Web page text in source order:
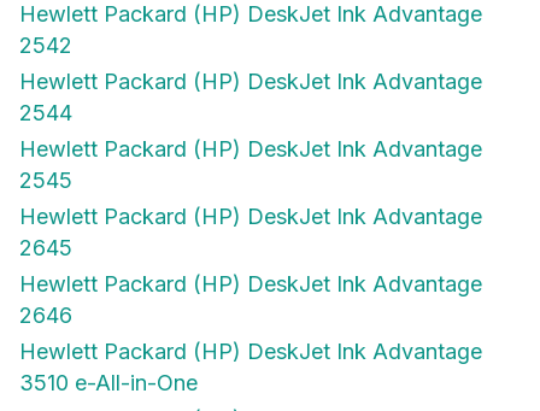
Hewlett Packard (HP) DeskJet Ink Advantage
2542
Hewlett Packard (HP) DeskJet Ink Advantage
2544
Hewlett Packard (HP) DeskJet Ink Advantage
2545
Hewlett Packard (HP) DeskJet Ink Advantage
2645
Hewlett Packard (HP) DeskJet Ink Advantage
2646
Hewlett Packard (HP) DeskJet Ink Advantage
3510 e-All-in-One